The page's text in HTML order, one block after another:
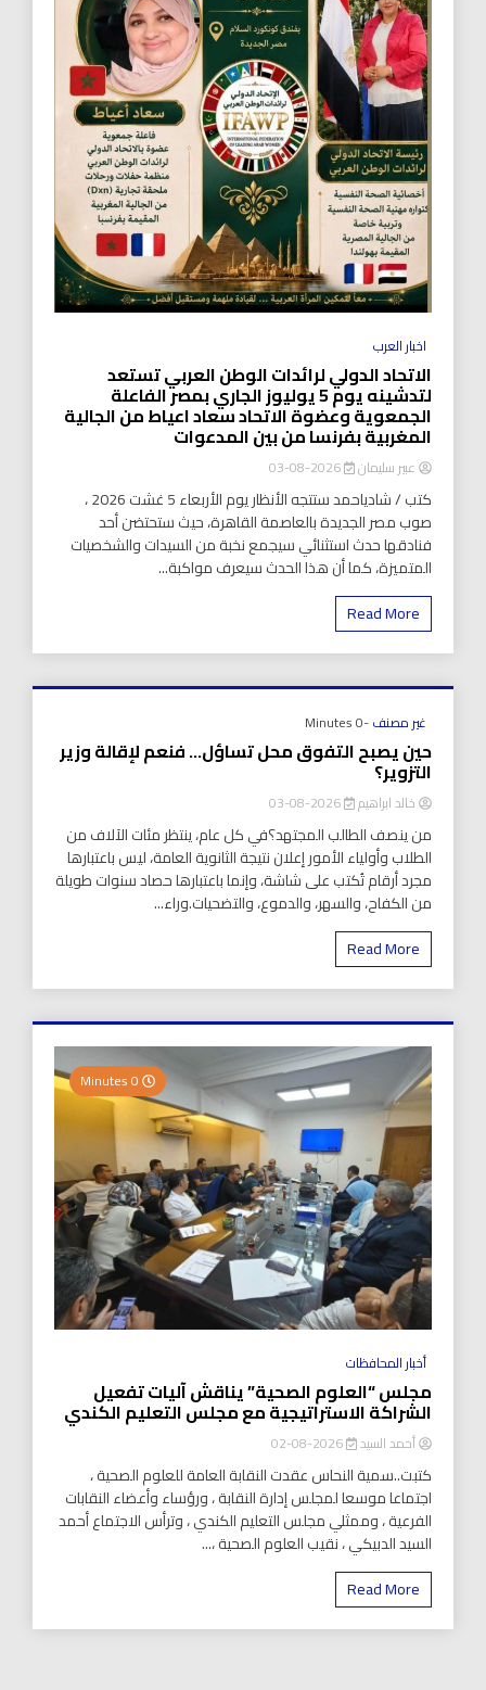
اخبار العرب
الاتحاد الدولي لرائدات الوطن العربي تستعد
لتدشينه يوم 5 يوليوز الجاري بمصر الفاعلة
الجمعوية وعضوة الاتحاد سعاد اعياط من الجالية
المغربية بفرنسا من بين المدعوات
عبير سليمان 2026-08-03
كتب / شادياحمد ستتجه الأنظار يوم الأربعاء 5 غشت 2026 ،
صوب مصر الجديدة بالعاصمة القاهرة، حيث ستحتضن أحد
فنادقها حدث استثنائي سيجمع نخبة من السيدات والشخصيات
المتميزة، كما أن هذا الحدث سيعرف مواكبة...
Read More
غير مصنف-0 Minutes
حين يصبح التفوق محل تساؤل… فنعم لإقالة وزير
التزوير؟
خالد ابراهيم 2026-08-03
من ينصف الطالب المجتهد؟في كل عام، ينتظر مئات الآلاف من
الطلاب وأولياء الأمور إعلان نتيجة الثانوية العامة، ليس باعتبارها
مجرد أرقام تُكتب على شاشة، وإنما باعتبارها حصاد سنوات طويلة
من الكفاح، والسهر، والدموع، والتضحيات.وراء...
Read More
أخبار المحافظات
مجلس “العلوم الصحية” يناقش آليات تفعيل
الشراكة الاستراتيجية مع مجلس التعليم الكندي
أحمد السيد 2026-08-02
كتبت..سمية النحاس عقدت النقابة العامة للعلوم الصحية ،
اجتماعا موسعا لمجلس إدارة النقابة ، ورؤساء وأعضاء النقابات
الفرعية ، وممثلي مجلس التعليم الكندي ، وترأس الاجتماع أحمد
السيد الدبيكي ، نقيب العلوم الصحية ،...
Read More